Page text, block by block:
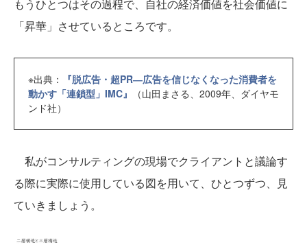
もうひとつはその過程で、自社の経済価値を社会価値に
「昇華」させているところです。
※出典：
『脱広告・超PR―広告を信じなくなった消費者を
動かす「連鎖型」IMC』
（山田まさる、2009年、ダイヤモ
ンド社）
私がコンサルティングの現場でクライアントと議論す
る際に実際に使用している図を用いて、ひとつずつ、見
ていきましょう。